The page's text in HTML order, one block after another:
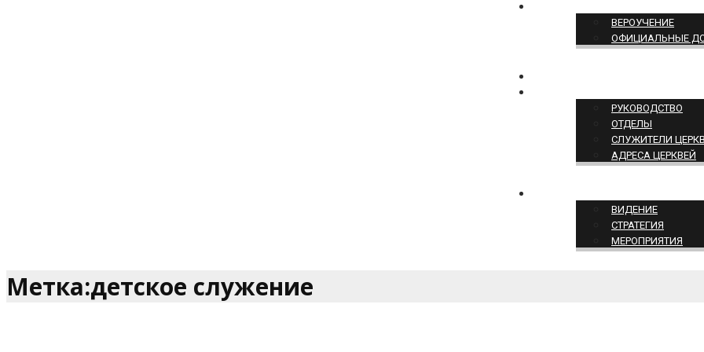
ВЕРОУЧЕНИЕ
ОФИЦИАЛЬНЫЕ
РУКОВОДСТВО
ОТДЕЛЫ
СЛУЖИТЕЛИ
АДРЕСА ЦЕРКВЕЙ
ВИДЕНИЕ
СТРАТЕГИЯ
МЕРОПРИЯТИЯ
Метка:детское служение